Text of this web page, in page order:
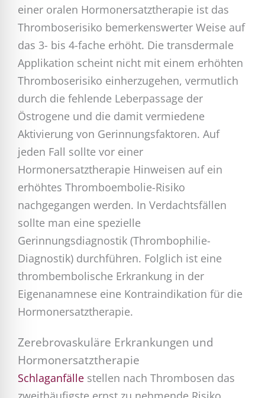
einer oralen Hormonersatztherapie ist das
Thromboserisiko bemerkenswerter Weise auf
das 3- bis 4-fache erhöht. Die transdermale
Applikation scheint nicht mit einem erhöhten
Thromboserisiko einherzugehen, vermutlich
durch die fehlende Leberpassage der
Östrogene und die damit vermiedene
Aktivierung von Gerinnungsfaktoren. Auf
jeden Fall sollte vor einer
Hormonersatztherapie Hinweisen auf ein
erhöhtes Thromboembolie-Risiko
nachgegangen werden. In Verdachtsfällen
sollte man eine spezielle
Gerinnungsdiagnostik (Thrombophilie-
Diagnostik) durchführen. Folglich ist eine
thrombembolische Erkrankung in der
Eigenanamnese eine Kontraindikation für die
Hormonersatztherapie.
Zerebrovaskuläre Erkrankungen und
Hormonersatztherapie
Schlaganfälle stellen nach Thrombosen das